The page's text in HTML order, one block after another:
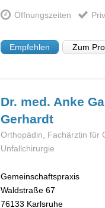
Öffnungszeiten
Empfehlen Zum
Dr. med. Anke
Gerhardt
Orthopädin, Fachärztin für
Unfallchirurgie
Gemeinschaftspraxis
Waldstraße 67
76133 Karlsruhe